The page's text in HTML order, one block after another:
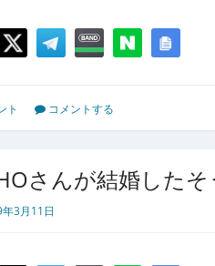
ト コメントする
さんが結婚したそ
3月11日